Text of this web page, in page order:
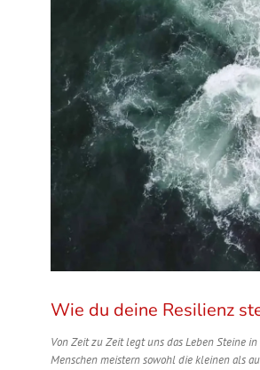
Wie du deine Resilienz
Von Zeit zu Zeit legt uns das Leben Steine
Menschen meistern sowohl die kleinen als